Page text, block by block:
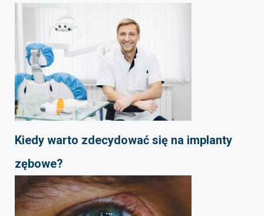
Kiedy warto zdecydować się na implanty
zębowe?